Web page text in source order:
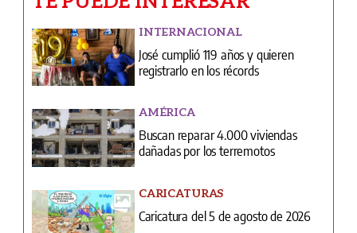
AMÉRICA
Buscan reparar 4.000 viviendas
dañadas por los terremotos
CARICATURAS
Caricatura del 5 de agosto de 2026
CURIOSIDADES
Coloca una moneda en tu zapato